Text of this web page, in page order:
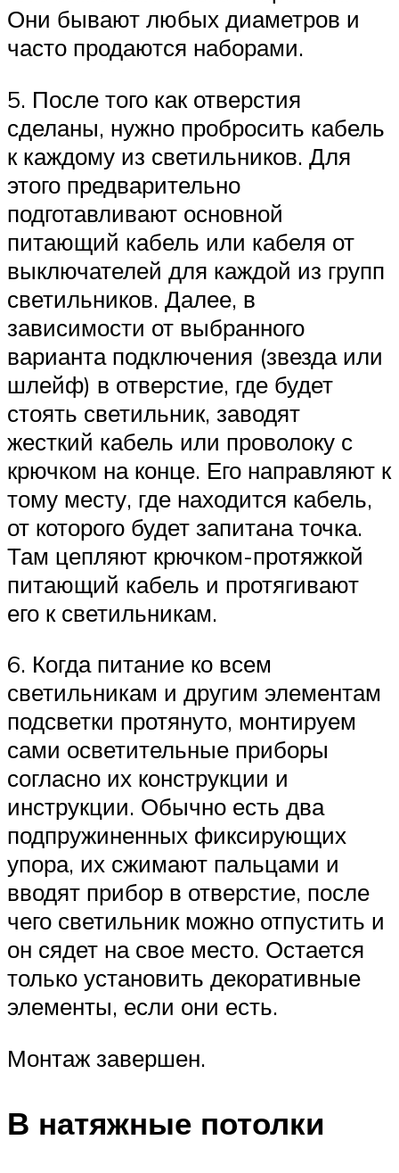
Они бывают любых диаметров и
часто продаются наборами.
5. После того как отверстия
сделаны, нужно пробросить кабель
к каждому из светильников. Для
этого предварительно
подготавливают основной
питающий кабель или кабеля от
выключателей для каждой из групп
светильников. Далее, в
зависимости от выбранного
варианта подключения (звезда или
шлейф) в отверстие, где будет
стоять светильник, заводят
жесткий кабель или проволоку с
крючком на конце. Его направляют к
тому месту, где находится кабель,
от которого будет запитана точка.
Там цепляют крючком-протяжкой
питающий кабель и протягивают
его к светильникам.
6. Когда питание ко всем
светильникам и другим элементам
подсветки протянуто, монтируем
сами осветительные приборы
согласно их конструкции и
инструкции. Обычно есть два
подпружиненных фиксирующих
упора, их сжимают пальцами и
вводят прибор в отверстие, после
чего светильник можно отпустить и
он сядет на свое место. Остается
только установить декоративные
элементы, если они есть.
Монтаж завершен.
В натяжные потолки